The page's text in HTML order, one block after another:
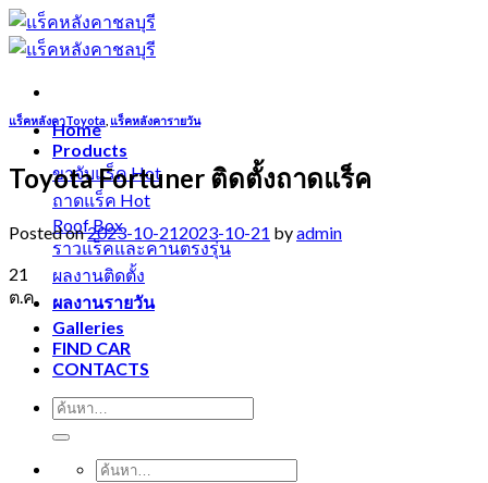
Skip
to
content
Home
Products
ขาจับแร็ค
ถาดแร็ค
Roof Box
ราวแร็คและคานตรงรุ่น
ผลงานติดตั้ง
ผลงานรายวัน
Galleries
FIND CAR
CONTACTS
แร็คหลังคาToyota แร็คหลังคารายวัน
Toyota Fortuner ติดตั้งถาดแร็ค
Posted on2023-10-212023-10-21 byadmin
21
ต.ค.